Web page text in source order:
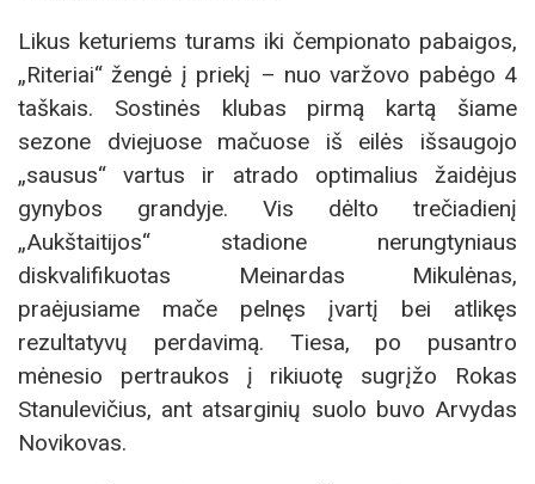
Likus keturiems turams iki čempionato pabaigos,
„Riteriai“ žengė į priekį – nuo varžovo pabėgo 4
taškais. Sostinės klubas pirmą kartą šiame
sezone dviejuose mačuose iš eilės išsaugojo
„sausus“ vartus ir atrado optimalius žaidėjus
gynybos grandyje. Vis dėlto trečiadienį
„Aukštaitijos“ stadione nerungtyniaus
diskvalifikuotas Meinardas Mikulėnas,
praėjusiame mače pelnęs įvartį bei atlikęs
rezultatyvų perdavimą. Tiesa, po pusantro
mėnesio pertraukos į rikiuotę sugrįžo Rokas
Stanulevičius, ant atsarginių suolo buvo Arvydas
Novikovas.